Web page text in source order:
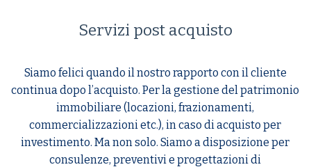
Servizi post acquisto
Siamo felici quando il nostro rapporto con il cliente
continua dopo l’acquisto. Per la gestione del patrimonio
immobiliare (locazioni, frazionamenti,
commercializzazioni etc.), in caso di acquisto per
investimento. Ma non solo. Siamo a disposizione per
consulenze, preventivi e progettazioni di